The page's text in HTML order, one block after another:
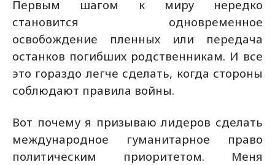
Первым шагом к миру нередко
становится одновременное
освобождение пленных или передача
останков погибших родственникам. И все
это гораздо легче сделать, когда стороны
соблюдают правила войны.
Вот почему я призываю лидеров сделать
международное гуманитарное право
политическим приоритетом. Меня